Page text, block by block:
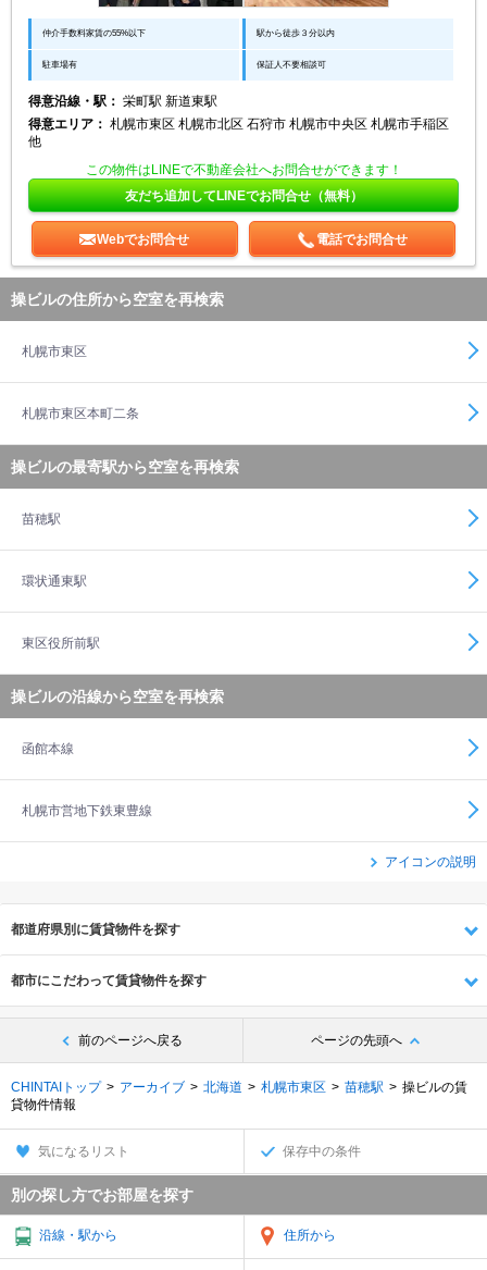
仲介手数料家賃の55%以下 駅から徒歩３分以内
駐車場有 保証人不要相談可
得意沿線・駅： 栄町駅 新道東駅
得意エリア： 札幌市東区 札幌市北区 石狩市 札幌市中央区 札幌市手稲区
他
この物件はLINEで不動産会社へお問合せができます！
友だち追加してLINEでお問合せ（無料）
Webでお問合せ 電話でお問合せ
操ビルの住所から空室を再検索
札幌市東区
札幌市東区本町二条
操ビルの最寄駅から空室を再検索
苗穂駅
環状通東駅
東区役所前駅
操ビルの沿線から空室を再検索
函館本線
札幌市営地下鉄東豊線
アイコンの説明
都道府県別に賃貸物件を探す
都市にこだわって賃貸物件を探す
前のページへ戻る ページの先頭へ
CHINTAIトップ アーカイブ 北海道 札幌市東区 苗穂駅
操ビルの賃
貸物件情報
気になるリスト 保存中の条件
別の探し方でお部屋を探す
沿線・駅から 住所から